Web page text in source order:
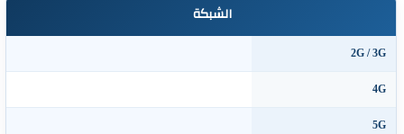
الشبكة
2G /